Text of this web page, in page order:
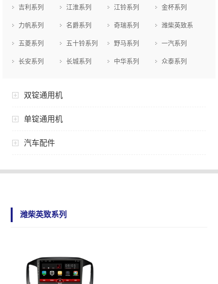
列 吉利系列 江淮系列 江铃系列 金杯系列
力帆系列 名爵系列 奇瑞系列 潍柴英致系
列
五菱系列 五十铃系列 野马系列 一汽系列
长安系列 长城系列 中华系列 众泰系列
双锭通用机
单锭通用机
汽车配件
潍柴英致系列